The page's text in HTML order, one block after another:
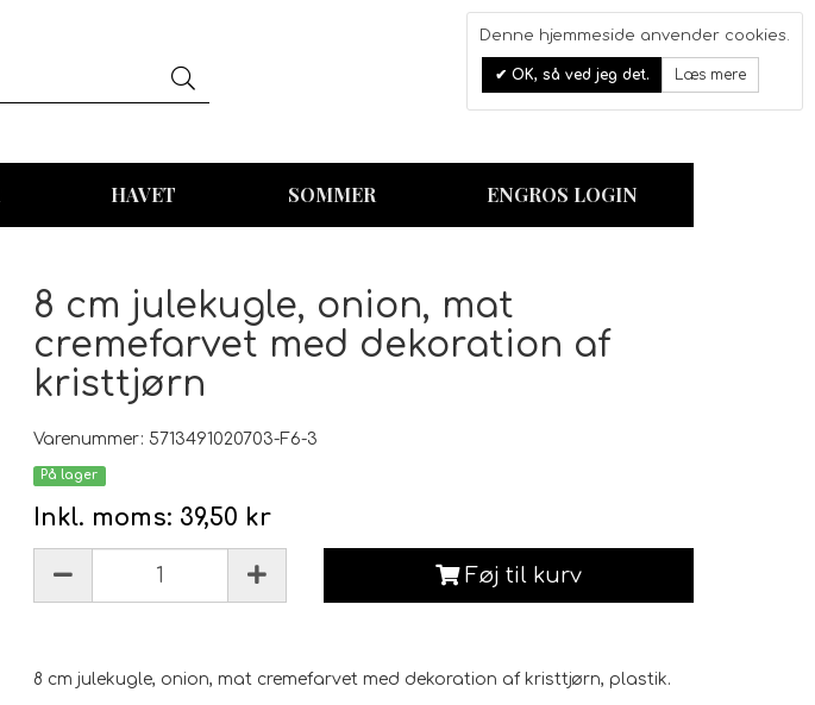
0
HAVET SOMMER ENGROS LOGIN
8 cm julekugle, onion, mat
cremefarvet med dekoration af
kristtjørn
Varenummer: 5713491020703-F6-3
På lager
Inkl. moms: 39,50 kr
Føj til kurv
8 cm julekugle, onion, mat cremefarvet med dekoration af kristtjørn, plastik.
Denne hjemmeside anvender cookies.
OK, så ved jeg det. Læs mere